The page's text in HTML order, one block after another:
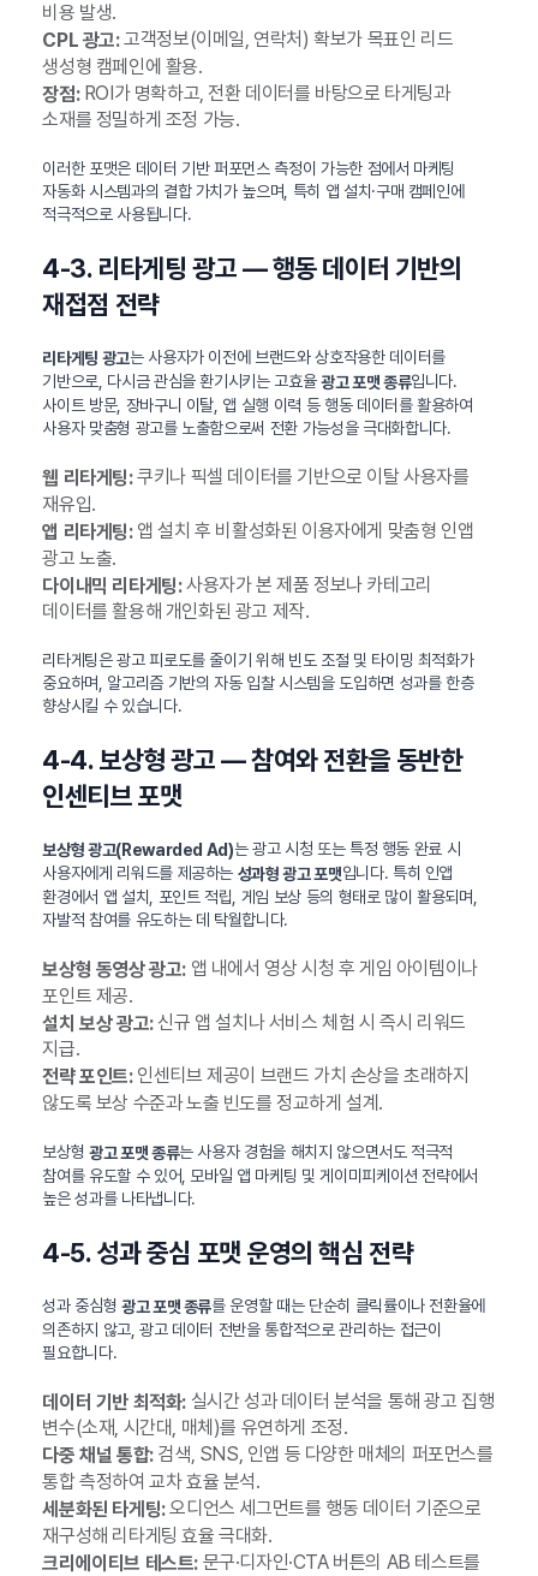
비용 발생.
CPL 광고:고객정보(이메일, 연락처) 확보가 목표인 리드
생성형 캠페인에 활용.
장점:ROI가 명확하고, 전환 데이터를 바탕으로 타게팅과
소재를 정밀하게 조정 가능.
이러한 포맷은 데이터 기반 퍼포먼스 측정이 가능한 점에서 마케팅
자동화 시스템과의 결합 가치가 높으며, 특히 앱 설치·구매 캠페인에
적극적으로 사용됩니다.
4-3. 리타게팅 광고 — 행동 데이터 기반의
재접점 전략
리타게팅 광고는 사용자가 이전에 브랜드와 상호작용한 데이터를
기반으로, 다시금 관심을 환기시키는 고효율광고 포맷 종류입니다.
사이트 방문, 장바구니 이탈, 앱 실행 이력 등 행동 데이터를 활용하여
사용자 맞춤형 광고를 노출함으로써 전환 가능성을 극대화합니다.
웹 리타게팅:쿠키나 픽셀 데이터를 기반으로 이탈 사용자를
재유입.
앱 리타게팅:앱 설치 후 비활성화된 이용자에게 맞춤형 인앱
광고 노출.
다이내믹 리타게팅:사용자가 본 제품 정보나 카테고리
데이터를 활용해 개인화된 광고 제작.
리타게팅은 광고 피로도를 줄이기 위해 빈도 조절 및 타이밍 최적화가
중요하며, 알고리즘 기반의 자동 입찰 시스템을 도입하면 성과를 한층
향상시킬 수 있습니다.
4-4. 보상형 광고 — 참여와 전환을 동반한
인센티브 포맷
보상형 광고(Rewarded Ad)는 광고 시청 또는 특정 행동 완료 시
사용자에게 리워드를 제공하는 성과형 광고 포맷입니다. 특히 인앱
환경에서 앱 설치, 포인트 적립, 게임 보상 등의 형태로 많이 활용되며,
자발적 참여를 유도하는 데 탁월합니다.
보상형 동영상 광고:앱 내에서 영상 시청 후 게임 아이템이나
포인트 제공.
설치 보상 광고:신규 앱 설치나 서비스 체험 시 즉시 리워드
지급.
전략 포인트:인센티브 제공이 브랜드 가치 손상을 초래하지
않도록 보상 수준과 노출 빈도를 정교하게 설계.
보상형 광고 포맷 종류는 사용자 경험을 해치지 않으면서도 적극적
참여를 유도할 수 있어, 모바일 앱 마케팅 및 게이미피케이션 전략에서
높은 성과를 나타냅니다.
4-5. 성과 중심 포맷 운영의 핵심 전략
성과 중심형 광고 포맷 종류를 운영할 때는 단순히 클릭률이나 전환율에
의존하지 않고, 광고 데이터 전반을 통합적으로 관리하는 접근이
필요합니다.
데이터 기반 최적화:실시간 성과 데이터 분석을 통해 광고 집행
변수(소재, 시간대, 매체)를 유연하게 조정.
다중 채널 통합:검색, SNS, 인앱 등 다양한 매체의 퍼포먼스를
통합 측정하여 교차 효율 분석.
세분화된 타게팅:오디언스 세그먼트를 행동 데이터 기준으로
재구성해 리타게팅 효율 극대화.
크리에이티브 테스트:문구·디자인·CTA 버튼의 AB 테스트를